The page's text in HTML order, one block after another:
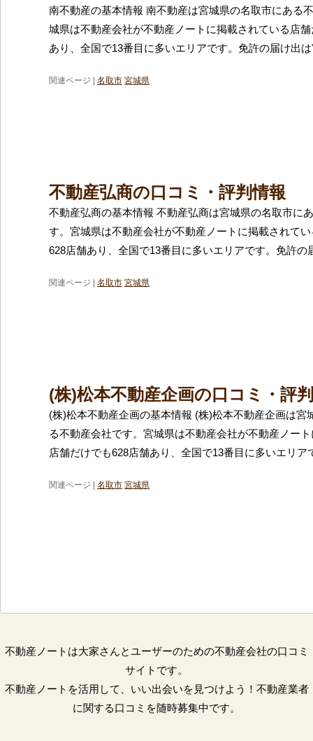
南不動産の基本情報 南不動産は宮城県の名取市にある
城県は不動産会社が不動産ノートに掲載されている店
あり、全国で13番目に多いエリアです。免許の届け出
関連ページ | 名取市 宮城県
不動産弘商の口コミ・評判情報
不動産弘商の基本情報 不動産弘商は宮城県の名取市に
す。宮城県は不動産会社が不動産ノートに掲載されて
628店舗あり、全国で13番目に多いエリアです。免許の
関連ページ | 名取市 宮城県
(株)松本不動産企画の口コミ・評
(株)松本不動産企画の基本情報 (株)松本不動産企画は宮
る不動産会社です。宮城県は不動産会社が不動産ノー
店舗だけでも628店舗あり、全国で13番目に多いエリア
関連ページ | 名取市 宮城県
不動産ノートは大家さんとユーザーのための不動産会社の口コミ
サイトです。
不動産ノートを活用して、いい出会いを見つけよう！不動産業者
に関する口コミを随時募集中です。